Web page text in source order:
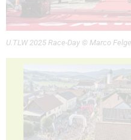
U.TLW 2025 Race-Day © Marco